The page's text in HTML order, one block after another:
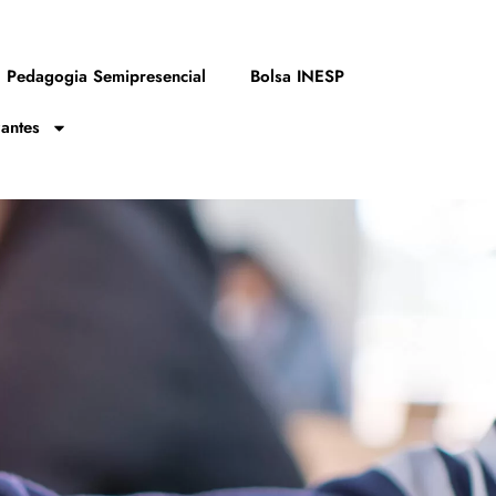
Pedagogia Semipresencial Bolsa INESP